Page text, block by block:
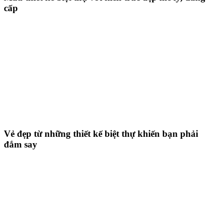
cấp
Vẻ đẹp từ những thiết kế biệt thự khiến bạn phải
đắm say